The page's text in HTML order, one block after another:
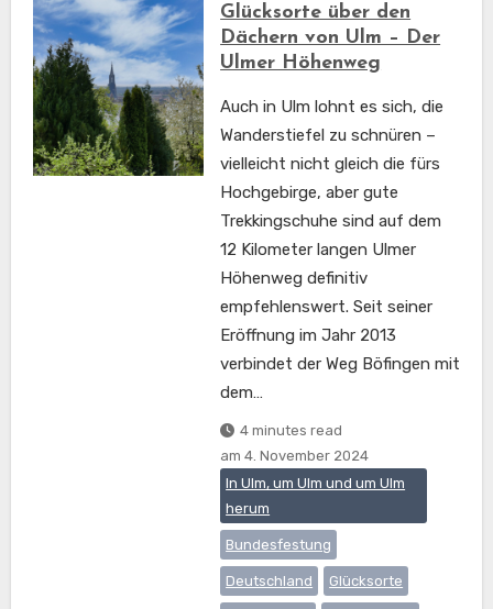
Glücksorte über den
Dächern von Ulm – Der
Ulmer Höhenweg
Auch in Ulm lohnt es sich, die
Wanderstiefel zu schnüren –
vielleicht nicht gleich die fürs
Hochgebirge, aber gute
Trekkingschuhe sind auf dem
12 Kilometer langen Ulmer
Höhenweg definitiv
empfehlenswert. Seit seiner
Eröffnung im Jahr 2013
verbindet der Weg Böfingen mit
dem…
4 minutes read
am4. November 2024
In Ulm, um Ulm und um Ulm
herum
Bundesfestung
Deutschland Glücksorte